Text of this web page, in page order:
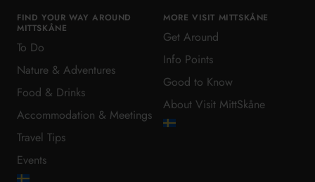
FIND YOUR WAY AROUND
MITTSKÅNE
To Do
Nature & Adventures
Food & Drinks
Accommodation & Meetings
Travel Tips
Events
MORE VISIT MITTSKÅNE
Get Around
Info Points
Good to Know
About Visit MittSkåne